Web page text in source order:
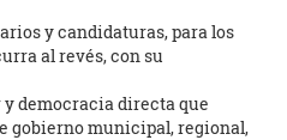
y candidaturas, para los
al revés, con su
democracia directa que
gobierno municipal, regional,